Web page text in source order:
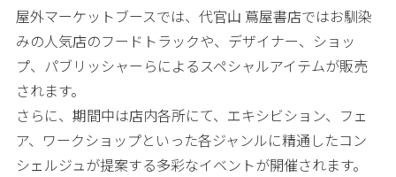
屋外マーケットブースでは、代官山 蔦屋書店ではお馴染
みの人気店のフードトラックや、デザイナー、ショッ
プ、パブリッシャーらによるスペシャルアイテムが販売
されます。
さらに、期間中は店内各所にて、エキシビション、フェ
ア、ワークショップといった各ジャンルに精通したコン
シェルジュが提案する多彩なイベントが開催されます。